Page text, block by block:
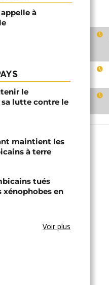
appelle à
le
sa lutte contre le
maintient les
à terre
tués
xénophobes en
Voir plus